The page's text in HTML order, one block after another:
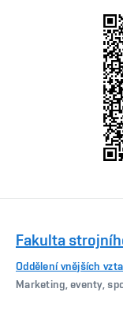
Fakulta
Oddělení vnějších
Marketing, eventy,